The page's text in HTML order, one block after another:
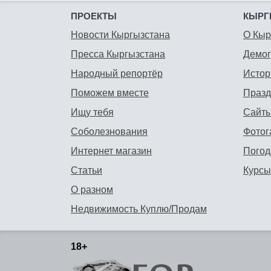
ПРОЕКТЫ
Новости Кыргызстана
Пресса Кыргызстана
Народный репортёр
Поможем вместе
Ищу тебя
Соболезнования
Интернет магазин
Статьи
О разном
Недвижимость Куплю/Продам
О
18+